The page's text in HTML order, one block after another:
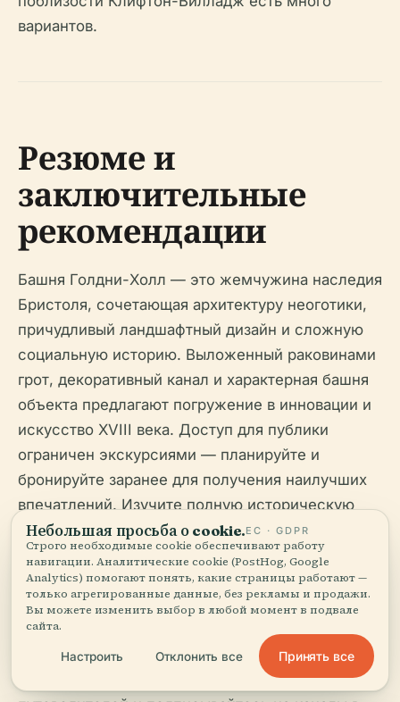
вариантов.
Резюме и
заключительные
рекомендации
Башня Голдни-Холл — это жемчужина наследия
Бристоля, сочетающая архитектуру неоготики,
причудливый ландшафтный дизайн и сложную
социальную историю. Выложенный раковинами
грот, декоративный канал и характерная башня
объекта предлагают погружение в инновации и
искусство XVIII века. Доступ для публики
ограничен экскурсиями — планируйте и
бронируйте заранее для получения наилучших
впечатлений. Изучите полную историческую
повесть поместья, включая его сложные
наследия, чтобы углубить свое понимание. Для
получения актуальной информации, билетов и
специальных мероприятий обращайтесь к
сайтам
Goldney Garden Tours Бристольского
университетаи Visit Bristol. Загрузите
приложение Audiala для персонализированных
Небольшая просьба о cookie.ЕС · GDPR
Строго необходимые cookie обеспечивают работу
навигации. Аналитические cookie (PostHog, Google
Analytics) помогают понять, какие страницы работают —
только агрегированные данные, без рекламы и продажи.
Вы можете изменить выбор в любой момент в подвале
сайта.
Настроить Отклонить все Принять все